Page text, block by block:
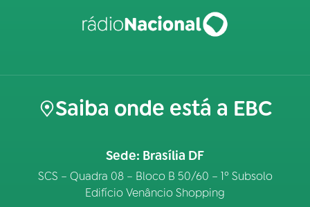
Saiba onde está a EBC
Sede: Brasília DF
SCS – Quadra 08 – Bloco B 50/60 – 1º Subsolo
Edifício Venâncio Shopping